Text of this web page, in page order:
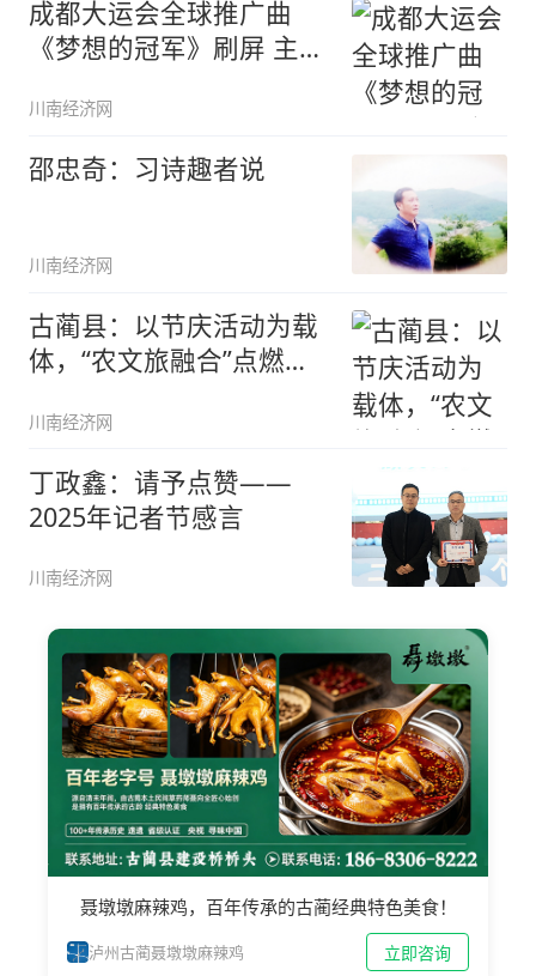
成都大运会全球推广曲
《梦想的冠军》刷屏 主创
川南经济网
邵忠奇：习诗趣者说
川南经济网
古蔺县：以节庆活动为载
体，“农文旅融合”点燃乡
川南经济网
丁政鑫：请予点赞——
2025年记者节感言
川南经济网
聂墩墩麻辣鸡，百年传承的古蔺经典特色美食！
泸州古蔺聂墩墩麻辣鸡 立即咨询